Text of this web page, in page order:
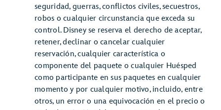
seguridad, guerras, conflictos civiles, secuestros,
robos o cualquier circunstancia que exceda su
control. Disney se reserva el derecho de aceptar,
retener, declinar o cancelar cualquier
reservación, cualquier característica o
componente del paquete o cualquier Huésped
como participante en sus paquetes en cualquier
momento y por cualquier motivo, incluido, entre
otros, un error o una equivocación en el precio o